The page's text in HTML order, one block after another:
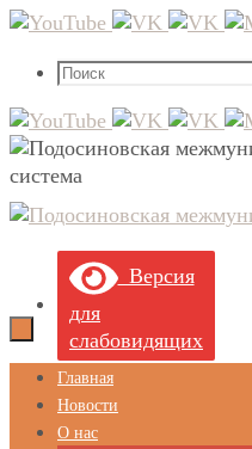
Перейти
содержимому
Что
Версия
для
слабовидящих
Перейти
содержимому
Главная
Новости
О нас